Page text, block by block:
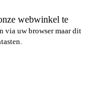
webwinkel te
via uw browser maar dit